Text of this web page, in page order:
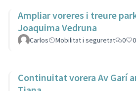
Ampliar voreres i treure
Joaquima Vedruna
Carlos Mobilitat i seguretat 0 0
Continuitat vorera Av Garí